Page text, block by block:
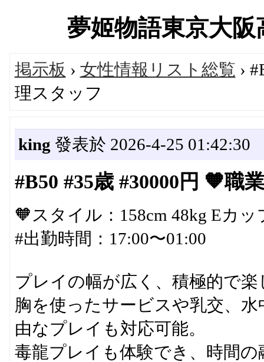
夢姬物語東京大
掲示板 › 女性情報リスト総覧 ›
理スタッフ
king 發表於 2026-4-25 01:42:30
#B50 #35歳 #30000円 🧡職
🧡スタイル：158cm 48kg Eカッ
#出勤時間：17:00〜01:00
プレイの幅が広く、積極的で
胸を使ったサービスや乳交、
由なプレイも対応可能。
毒龍プレイも体験でき、時間